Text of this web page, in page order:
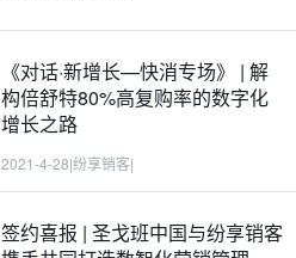
《对话·新增长—快消专场》 | 解
构倍舒特80%高复购率的数字化
增长之路
2021-4-28|纷享销客|
签约喜报 | 圣戈班中国与纷享销客